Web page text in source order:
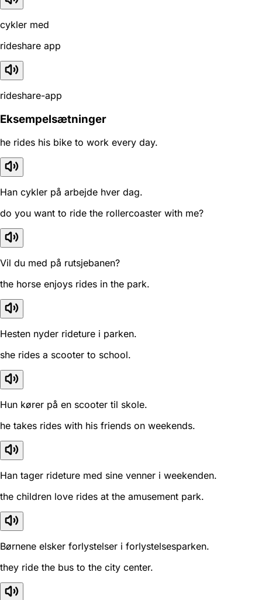
cykler med
rideshare app
rideshare-app
Eksempelsætninger
he rides his bike to work every day.
Han cykler på arbejde hver dag.
do you want to ride the rollercoaster with me?
Vil du med på rutsjebanen?
the horse enjoys rides in the park.
Hesten nyder rideture i parken.
she rides a scooter to school.
Hun kører på en scooter til skole.
he takes rides with his friends on weekends.
Han tager rideture med sine venner i weekenden.
the children love rides at the amusement park.
Børnene elsker forlystelser i forlystelsesparken.
they ride the bus to the city center.